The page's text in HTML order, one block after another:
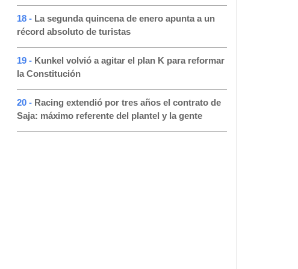
18 - La segunda quincena de enero apunta a un
récord absoluto de turistas
19 - Kunkel volvió a agitar el plan K para reformar
la Constitución
20 - Racing extendió por tres años el contrato de
Saja: máximo referente del plantel y la gente